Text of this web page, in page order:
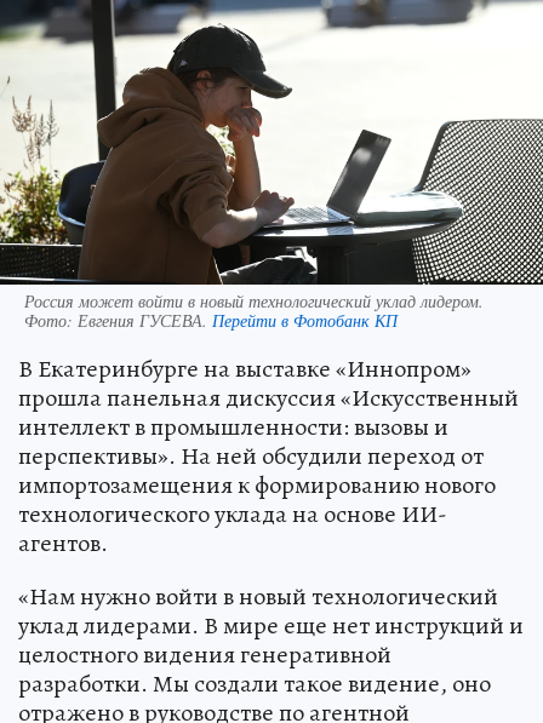
Россия может войти в новый технологический уклад лидером.
Фото: Евгения ГУСЕВА. Перейти в Фотобанк КП
В Екатеринбурге на выставке «Иннопром»
прошла панельная дискуссия «Искусственный
интеллект в промышленности: вызовы и
перспективы». На ней обсудили переход от
импортозамещения к формированию нового
технологического уклада на основе ИИ-
агентов.
«Нам нужно войти в новый технологический
уклад лидерами. В мире еще нет инструкций и
целостного видения генеративной
разработки. Мы создали такое видение, оно
отражено в руководстве по агентной